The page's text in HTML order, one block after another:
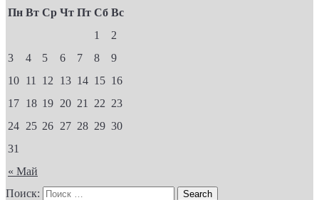
Пн Вт Ср Чт Пт Сб Вс
« Май
1
2
3
4 5 6 7 8
9
10 11 12 13 14 15 16
17 18 19 20 21 22 23
24 25 26 27 28 29 30
31
Поиск: